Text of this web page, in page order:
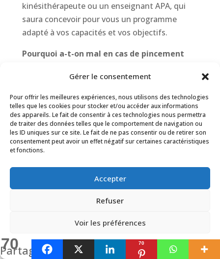
Gérer le consentement
Pour offrir les meilleures expériences, nous utilisons des technologies
telles que les cookies pour stocker et/ou accéder aux informations
des appareils. Le fait de consentir à ces technologies nous permettra
de traiter des données telles que le comportement de navigation ou
les ID uniques sur ce site. Le fait de ne pas consentir ou de retirer son
consentement peut avoir un effet négatif sur certaines caractéristiques
et fonctions.
Accepter
Refuser
Voir les préférences
Politique de cookies Politique de confidentialité
kinésithérapeute ou un enseignant APA, qui
saura concevoir pour vous un programme
adapté à vos capacités et vos objectifs.
Pourquoi a-t-on mal en cas de pincement
La douleur peut s’expliquer par de nombreux
phénomènes. Par exemple, si une racine
nerveuse est comprimée, cela peut amplifier les
signaux douloureux, parfois jusqu’à provoquer
des irradiations comme dans une sciatique.
Parfois, le corps peut réagir avec des
facteurs comme le stress, les croyances
négatives sur votre état ou une
peuvent aussi intensifier la perception de la
douleur.
70
Partages 70